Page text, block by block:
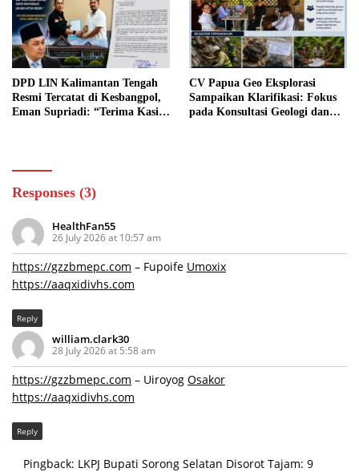
DPD LIN Kalimantan Tengah
Resmi Tercatat di Kesbangpol,
Eman Supriadi: “Terima Kasih,
CV Papua Geo Eksplorasi
Sampaikan Klarifikasi: Fokus
pada Konsultasi Geologi dan
Responses (3)
HealthFan55
26 July 2026 at 10:57 am
https://gzzbmepc.com – Fupoife Umoxix
https://aaqxidivhs.com
Reply
william.clark30
28 July 2026 at 5:58 am
https://gzzbmepc.com – Uiroyog Osakor
https://aaqxidivhs.com
Reply
Pingback: LKPJ Bupati Sorong Selatan Disorot Tajam: 9